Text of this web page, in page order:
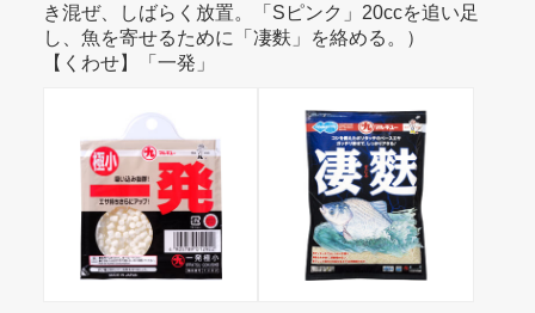
き混ぜ、しばらく放置。「Sピンク」20ccを追い足
し、魚を寄せるために「凄麩」を絡める。）
【くわせ】「一発」